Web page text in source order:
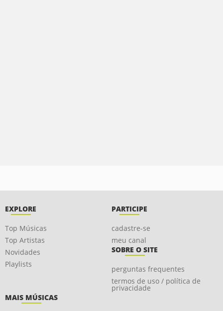
EXPLORE
Top Músicas
Top Artistas
Novidades
Playlists
PARTICIPE
cadastre-se
meu canal
SOBRE O SITE
perguntas frequentes
termos de uso / política de
privacidade
MAIS MÚSICAS